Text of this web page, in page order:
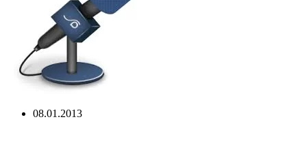
08.01.2013